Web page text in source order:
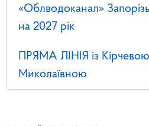
«Облводоканал»
на 2027 рік
ПРЯМА ЛІНІЯ із
Миколаївною